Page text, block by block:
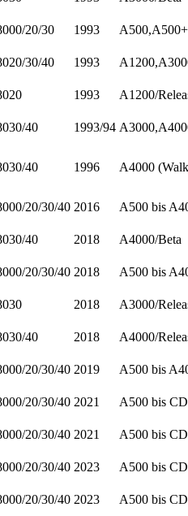
20/30 1993
30/40 1993
1993
A1200/
40 1993/94
40 1996 A4000
20/30/40 2016
A500 bis
40 2018
A4000/Beta
20/30/40 2018
A500 bis
2018
A3000/
40 2018
A4000/
20/30/40 2019
A500 bis
20/30/40 2021
A500 bis
20/30/40 2021
A500 bis
20/30/40 2023
A500 bis
20/30/40 2023
A500 bis